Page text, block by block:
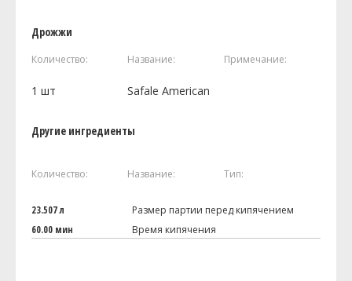
Дрожжи
Количество: Название: Примечание:
1 шт Safale American
Другие ингредиенты
Количество: Название: Тип:
23.507 л
Размер партии перед кипячением
60.00 мин
Время кипячения